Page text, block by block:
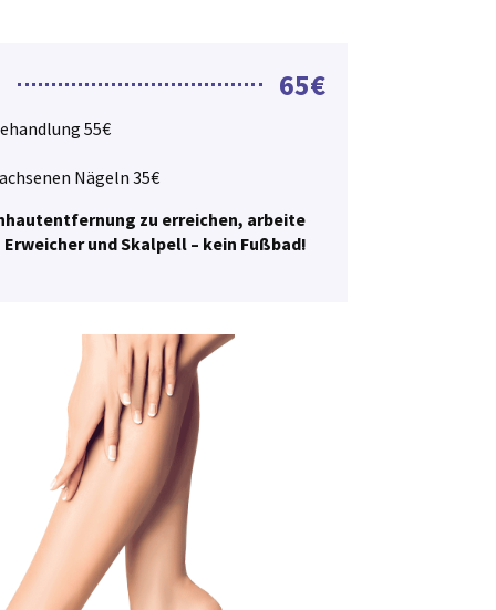
65€
55€
Nägeln 35€
zu erreichen, arbeite
und Skalpell – kein Fußbad!